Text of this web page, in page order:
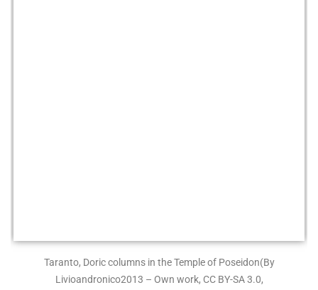
Taranto, Doric columns in the Temple of Poseidon(By
Livioandronico2013 – Own work, CC BY-SA 3.0,